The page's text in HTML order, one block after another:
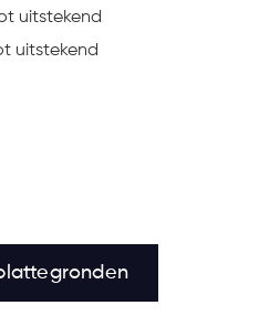
uitstekend
uitstekend